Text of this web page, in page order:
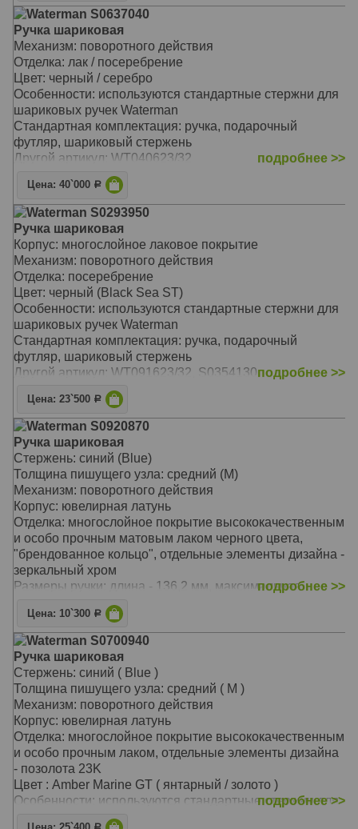
шариковых ручек Waterman
Waterman S0637040
Ручка шариковая
Механизм: поворотного действия
Отделка: лак / посеребрение
Цвет: черный / серебро
Особенности: используются стандартные стержни для
шариковых ручек Waterman
Стандартная комплектация: ручка, подарочный
футляр, шариковый стержень
Другой артикул: WT040623/32
подробнее >>
Цена: 40`000 Р
Waterman S0293950
Ручка шариковая
Корпус: многослойное лаковое покрытие
Механизм: поворотного действия
Отделка: посеребрение
Цвет: черный (Black Sea ST)
Особенности: используются стандартные стержни для
шариковых ручек Waterman
Стандартная комплектация: ручка, подарочный
футляр, шариковый стержень
Другой артикул: WT091623/32, S0354130подробнее >>
Цена: 23`500 Р
Waterman S0920870
Ручка шариковая
Стержень: синий (Blue)
Толщина пишущего узла: средний (M)
Механизм: поворотного действия
Корпус: ювелирная латунь
Отделка: многослойное покрытие высококачественным
и особо прочным матовым лаком черного цвета,
"брендованное кольцо", отдельные элементы дизайна -
зеркальный хром
Размеры ручки: длина - 136,2 мм, максимальная
ширина (диаметр) - 12,2 мм
Вес ручки: 25 гр.
Цвет: Matt Black CT (матовый черный/хром)
модель 2010 года, новый дизайн коллекции Hemisphere
ручка упакована в специальную подарочную коробку
используются стандартные стержни для шариковых
ручек Waterman
прецизионный поворотный механизм с фиксацией
стержня в выдвинутом положении
подробнее >>
Цена: 10`300 Р
Waterman S0700940
Ручка шариковая
Стержень: синий ( Blue )
Толщина пишущего узла: средний ( M )
Механизм: поворотного действия
Корпус: ювелирная латунь
Отделка: многослойное покрытие высококачественным
и особо прочным лаком, отдельные элементы дизайна
- позолота 23K
Цвет : Amber Marine GT ( янтарный / золото )
Особенности: используются стандартные стержни для
шариковых ручек Waterman
подробнее >>
Р